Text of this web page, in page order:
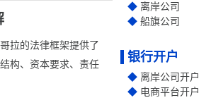
拉的法律框架提供了
构、资本要求、责任
离岸公司
船旗公司
银行开户
离岸公司开户
电商平台开户